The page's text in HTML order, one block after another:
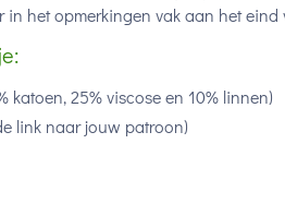
het opmerkingen vak aan het eind
katoen, 25% viscose en 10% linnen)
link naar jouw patroon)